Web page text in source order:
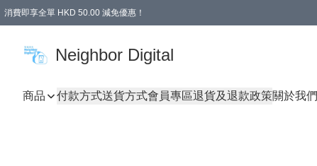
消費即享全單 HKD 50.00 減免優惠！
Neighbor Digital
商品 付款方式送貨方式會員專區退貨及退款政策關於我們